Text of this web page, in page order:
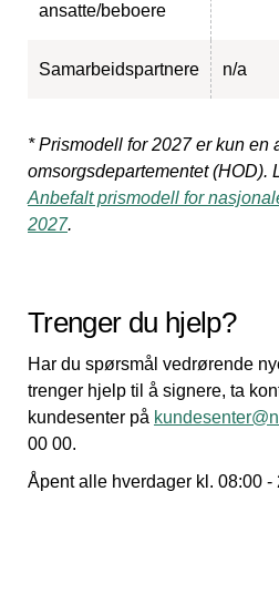
ansatte/beboere
Samarbeidspartnere n/a
* Prismodell for 2027 er kun en
omsorgsdepartementet (HOD).
Anbefalt prismodell for
2027.
Trenger du hjelp?
Har du spørsmål vedrørende
trenger hjelp til å signere, ta
kundesenter på
00 00.
Åpent alle hverdager kl. 08:00 -